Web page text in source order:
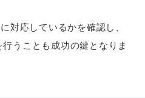
対応しているかを確認し、
うことも成功の鍵となりま